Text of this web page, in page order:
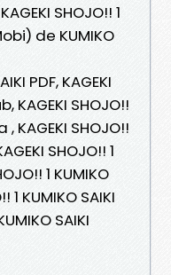
SHOJO!! 1
de KUMIKO
PDF, KAGEKI
KAGEKI SHOJO!!
, KAGEKI SHOJO!!
SHOJO!! 1
1 KUMIKO
1 KUMIKO SAIKI
SAIKI